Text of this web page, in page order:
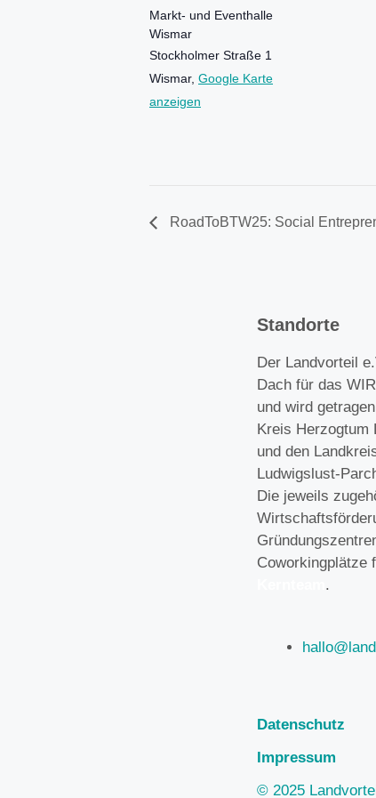
Markt- und Eventhalle
Wismar
Stockholmer Straße 1
Wismar, Google Karte
anzeigen
RoadToBTW25: Social
Standorte
Der Landvorteil
Dach für das
und wird
Kreis Herzogtum
und den
Ludwigslust-
Die jeweils
Coworkingplätze
.
Datenschutz
Impressum
© 2025